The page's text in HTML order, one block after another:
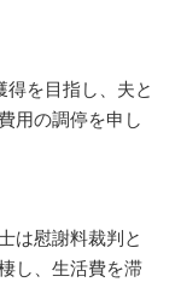
を目指し、夫と
用の調停を申し
は慰謝料裁判と
し、生活費を滞